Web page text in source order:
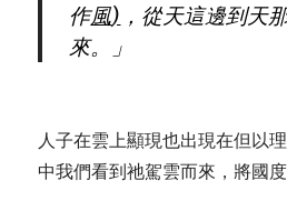
作風) ，從天這邊到天
來。」
人子在雲上顯現也出現在但以
中我們看到祂駕雲而來，將國度